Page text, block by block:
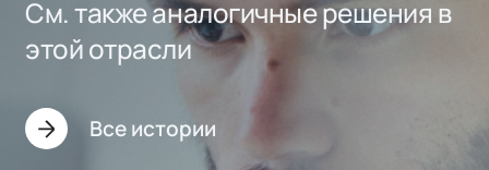
См. также аналогичные решения в
этой отрасли
Все истории